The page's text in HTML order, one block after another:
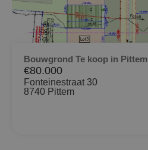
Bouwgrond Te koop in Pittem
€80.000
Fonteinestraat 30
8740 Pittem